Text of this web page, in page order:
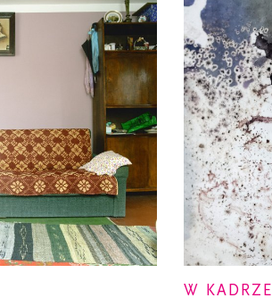
W KADRZE